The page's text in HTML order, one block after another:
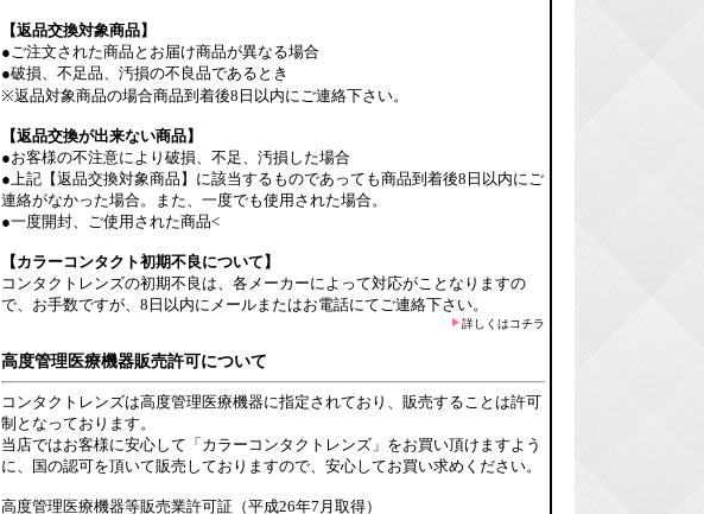
【返品交換対象商品】
●ご注文された商品とお届け商品が異なる場合
●破損、不足品、汚損の不良品であるとき
※返品対象商品の場合商品到着後8日以内にご連絡下さい。
【返品交換が出来ない商品】
●お客様の不注意により破損、不足、汚損した場合
●上記【返品交換対象商品】に該当するものであっても商品到着後8日以内にご
連絡がなかった場合。また、一度でも使用された場合。
●一度開封、ご使用された商品<
【カラーコンタクト初期不良について】
コンタクトレンズの初期不良は、各メーカーによって対応がことなりますの
で、お手数ですが、8日以内にメールまたはお電話にてご連絡下さい。
詳しくはコチラ
高度管理医療機器販売許可について
コンタクトレンズは高度管理医療機器に指定されており、販売することは許可
制となっております。
当店ではお客様に安心して「カラーコンタクトレンズ」をお買い頂けますよう
に、国の認可を頂いて販売しておりますので、安心してお買い求めください。
高度管理医療機器等販売業許可証（平成26年7月取得）